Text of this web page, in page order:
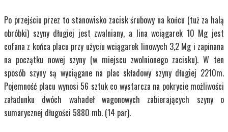
Po przejściu przez to stanowisko zacisk śrubowy na końcu (tuż za halą
obróbki) szyny długiej jest zwalniany, a lina wciągarek 10 Mg jest
cofana z końca placu przy użyciu wciągarek linowych 3,2 Mg i zapinana
na początku nowej szyny (w miejscu zwolnionego zacisku). W ten
sposób szyny są wyciągane na plac składowy szyny długiej 2210m.
Pojemność placu wynosi 56 sztuk co wystarcza na pokrycie możliwości
załadunku dwóch wahadeł wagonowych zabierających szyny o
sumarycznej długości 5880 mb. (14 par).